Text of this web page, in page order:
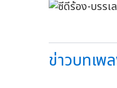
ข่าวบทเพ